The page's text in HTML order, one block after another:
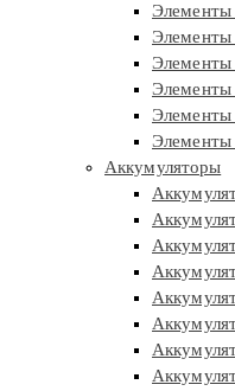
Элементы
Элементы
Элементы
Элементы
Элементы
Элементы
Аккумуляторы